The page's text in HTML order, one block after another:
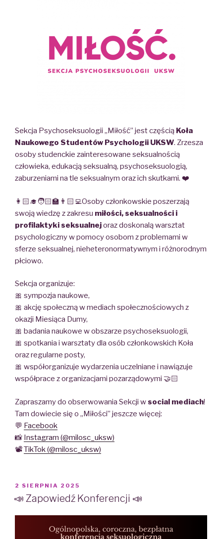
Sekcja Psychoseksuologii „Miłość” jest częścią Koła
Naukowego Studentów Psychologii UKSW. Zrzesza
osoby studenckie zainteresowane seksualnością
człowieka, edukacją seksualną, psychoseksuologią,
zaburzeniami na tle seksualnym oraz ich skutkami. ❤️
👩🏻‍🎓🧑🏻‍🏫👨🏻‍💻Osoby członkowskie poszerzają
swoją wiedzę z zakresu miłości, seksualności i
profilaktyki seksualnejoraz doskonalą warsztat
psychologiczny w pomocy osobom z problemami w
sferze seksualnej, nieheteronormatywnym i różnorodnym
płciowo.
Sekcja organizuje:
🎀 sympozja naukowe,
🎀 akcję społeczną w mediach społecznościowych z
okazji Miesiąca Dumy,
🎀 badania naukowe w obszarze psychoseksuologii,
🎀 spotkania i warsztaty dla osób członkowskich Koła
oraz regularne posty,
🎀 współorganizuje wydarzenia uczelniane i nawiązuje
współprace z organizacjami pozarządowymi 🤝🏻
Zapraszamy do obserwowania Sekcji wsocial mediach!
Tam dowiecie się o „Miłości” jeszcze więcej:
💬 Facebook
📸 Instagram (@milosc_uksw)
📽️TikTok (@milosc_uksw)
POSTED
ON
2 SIERPNIA 2025
📣 Zapowiedź Konferencji 📣